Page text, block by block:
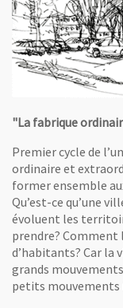
"La fabrique
Premier cycle de
ordinaire et
former ensemble
Qu’est-ce qu’une
évoluent les
prendre?
d’habitants? Car la
grands
petits mouvements